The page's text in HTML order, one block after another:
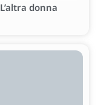
L’altra donna